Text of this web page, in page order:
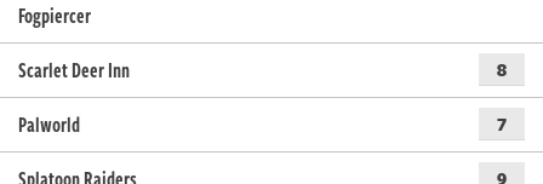
Fogpiercer
Scarlet Deer Inn
8
Palworld 7
9